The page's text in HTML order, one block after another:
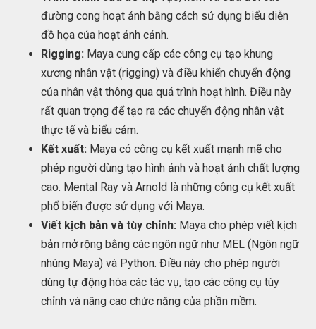
đường cong hoạt ảnh bằng cách sử dụng biểu diễn
đồ họa của hoạt ảnh cảnh.
Rigging: Maya cung cấp các công cụ tạo khung
xương nhân vật (rigging) và điều khiển chuyển động
của nhân vật thông qua quá trình hoạt hình. Điều này
rất quan trọng để tạo ra các chuyển động nhân vật
thực tế và biểu cảm.
Kết xuất: Maya có công cụ kết xuất mạnh mẽ cho
phép người dùng tạo hình ảnh và hoạt ảnh chất lượng
cao. Mental Ray và Arnold là những công cụ kết xuất
phổ biến được sử dụng với Maya.
Viết kịch bản và tùy chỉnh: Maya cho phép viết kịch
bản mở rộng bằng các ngôn ngữ như MEL (Ngôn ngữ
nhúng Maya) và Python. Điều này cho phép người
dùng tự động hóa các tác vụ, tạo các công cụ tùy
chỉnh và nâng cao chức năng của phần mềm.